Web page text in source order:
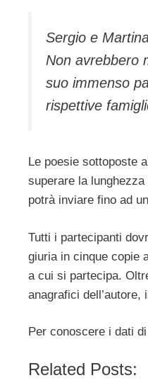
Sergio e
Non avrebbero
suo immenso
rispettive
Le poesie sottoposte
superare la
potrà inviare fino ad
Tutti i partecipanti
giuria in cinque copie
a cui si partecipa.
anagrafici
Per conoscere i dati
Related Posts: